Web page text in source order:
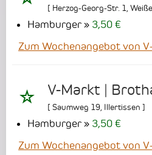
[ Herzog-Georg-Str. 1
Hamburger
3,50 €
Zum Wochenangebot von
V-Markt |
[ Saumweg 19 Illertissen ]
Hamburger
3,50 €
Zum Wochenangebot von